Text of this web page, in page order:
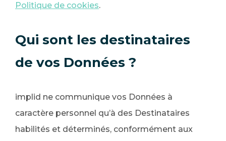
Politique de cookies.
Qui sont les destinataires
de vos Données ?
implid ne communique vos Données à
caractère personnel qu’à des Destinataires
habilités et déterminés, conformément aux